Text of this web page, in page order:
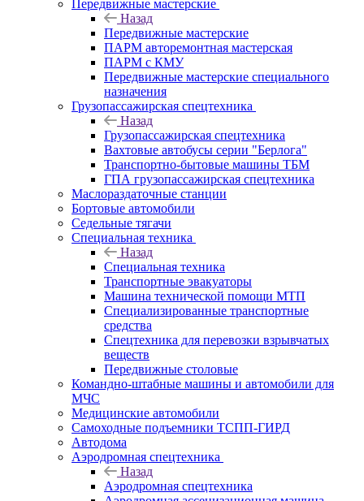
Передвижные мастерские
Назад
Передвижные мастерские
ПАРМ авторемонтная мастерская
ПАРМ с КМУ
Передвижные мастерские специального
назначения
Грузопассажирская спецтехника
Назад
Грузопассажирская спецтехника
Вахтовые автобусы серии "Берлога"
Транспортно-бытовые машины ТБМ
ГПА грузопассажирская спецтехника
Маслораздаточные станции
Бортовые автомобили
Седельные тягачи
Специальная техника
Назад
Специальная техника
Транспортные эвакуаторы
Машина технической помощи МТП
Специализированные транспортные
средства
Спецтехника для перевозки взрывчатых
веществ
Передвижные столовые
Командно-штабные машины и автомобили для
МЧС
Медицинские автомобили
Самоходные подъемники ТСПП-ГИРД
Автодома
Аэродромная спецтехника
Назад
Аэродромная спецтехника